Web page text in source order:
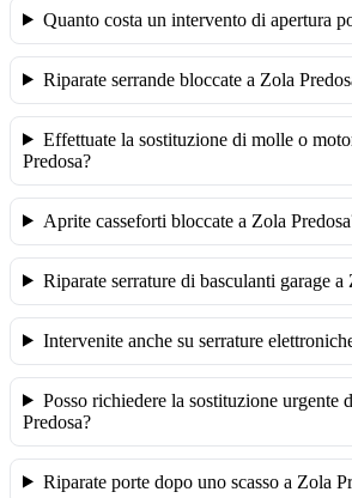
Quanto costa un intervento di apertura
Riparate serrande bloccate a Zola
Effettuate la sostituzione di molle o
Predosa?
Aprite casseforti bloccate a Zola
Riparate serrature di basculanti garage a
Intervenite anche su serrature
Posso richiedere la sostituzione urgente
Predosa?
Riparate porte dopo uno scasso a Zola